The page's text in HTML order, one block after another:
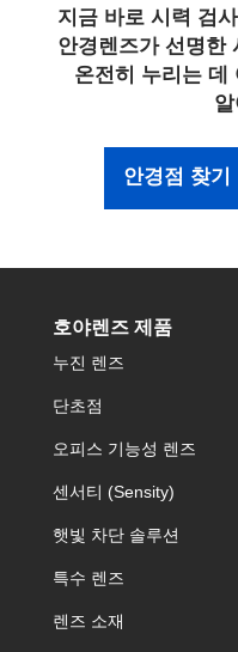
지금 바로 시력 검
안경렌즈가 선명한
온전히 누리는 데
안경점 찾기
호야렌즈 제품
누진 렌즈
단초점
오피스 기능성 렌즈
센서티 (Sensity)
햇빛 차단 솔루션
특수 렌즈
렌즈 소재